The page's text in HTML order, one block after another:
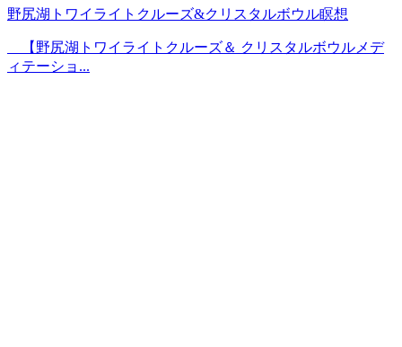
野尻湖トワイライトクルーズ&クリスタルボウル瞑想
【野尻湖トワイライトクルーズ＆ クリスタルボウルメデ
ィテーショ...